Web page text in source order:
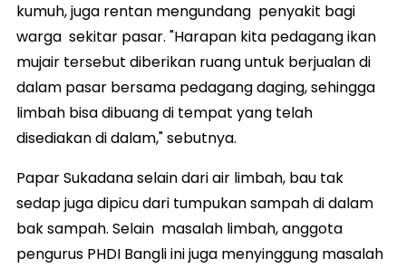
kumuh, juga rentan mengundang penyakit bagi
warga sekitar pasar. "Harapan kita pedagang ikan
mujair tersebut diberikan ruang untuk berjualan di
dalam pasar bersama pedagang daging, sehingga
limbah bisa dibuang di tempat yang telah
disediakan di dalam," sebutnya.
Papar Sukadana selain dari air limbah, bau tak
sedap juga dipicu dari tumpukan sampah di dalam
bak sampah. Selain masalah limbah, anggota
pengurus PHDI Bangli ini juga menyinggung masalah